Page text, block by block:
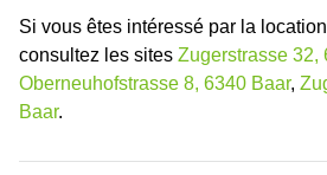
Si vous êtes intéressé par la
consultez les sites Zugerstrasse 32,
Oberneuhofstrasse 8, 6340 Baar,
Baar.